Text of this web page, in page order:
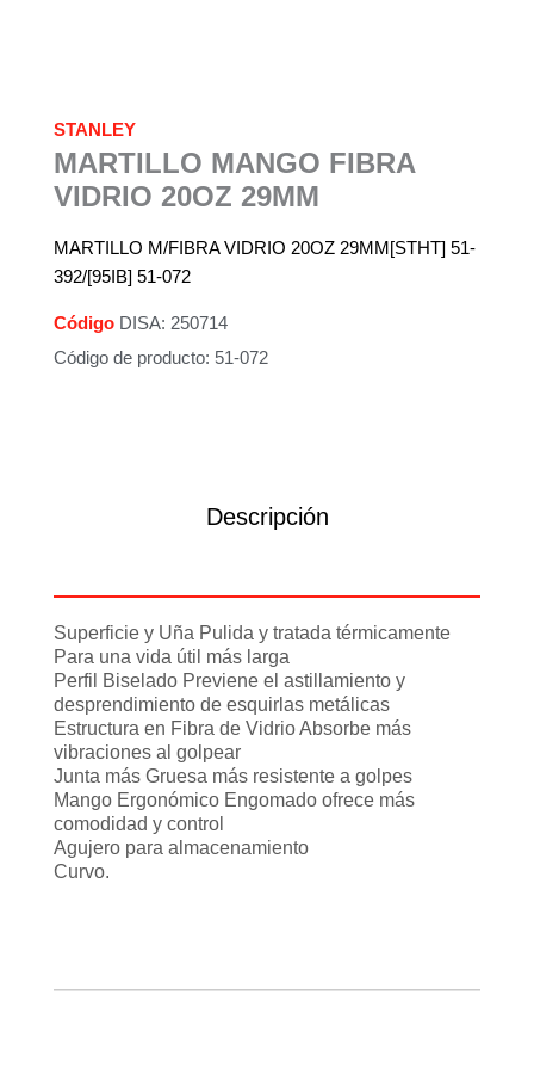
STANLEY
MARTILLO MANGO FIBRA
VIDRIO 20OZ 29MM
MARTILLO M/FIBRA VIDRIO 20OZ 29MM[STHT] 51-
392/[95IB] 51-072
Código DISA: 250714
Código de producto: 51-072
Descripción
Superficie y Uña Pulida y tratada térmicamente
Para una vida útil más larga
Perfil Biselado Previene el astillamiento y
desprendimiento de esquirlas metálicas
Estructura en Fibra de Vidrio Absorbe más
vibraciones al golpear
Junta más Gruesa más resistente a golpes
Mango Ergonómico Engomado ofrece más
comodidad y control
Agujero para almacenamiento
Curvo.